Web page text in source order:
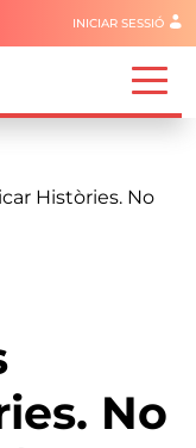
Menú del
INICIAR SESSIÓ
Històries. No
No